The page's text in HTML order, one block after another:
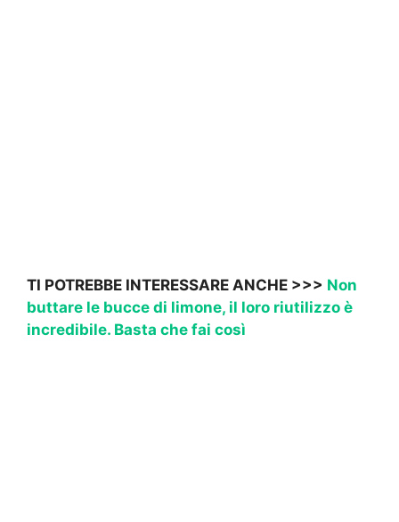
TI POTREBBE INTERESSARE ANCHE >>> Non
buttare le bucce di limone, il loro riutilizzo è
incredibile. Basta che fai così